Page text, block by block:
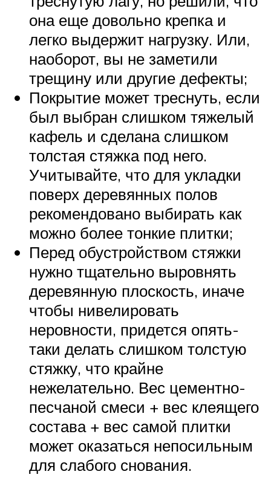
она еще довольно крепка и
легко выдержит нагрузку. Или,
наоборот, вы не заметили
трещину или другие дефекты;
Покрытие может треснуть, если
был выбран слишком тяжелый
кафель и сделана слишком
толстая стяжка под него.
Учитывайте, что для укладки
поверх деревянных полов
рекомендовано выбирать как
можно более тонкие плитки;
Перед обустройством стяжки
нужно тщательно выровнять
деревянную плоскость, иначе
чтобы нивелировать
неровности, придется опять-
таки делать слишком толстую
стяжку, что крайне
нежелательно. Вес цементно-
песчаной смеси + вес клеящего
состава + вес самой плитки
может оказаться непосильным
для слабого снования.